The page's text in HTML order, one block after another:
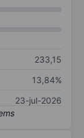
233,15
13,84%
23-jul-2026